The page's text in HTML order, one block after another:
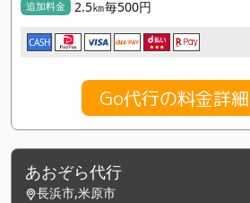
追加料金 2.5㎞毎500円
CASH
Go代行の料金詳
あおぞら代行
長浜市,米原市